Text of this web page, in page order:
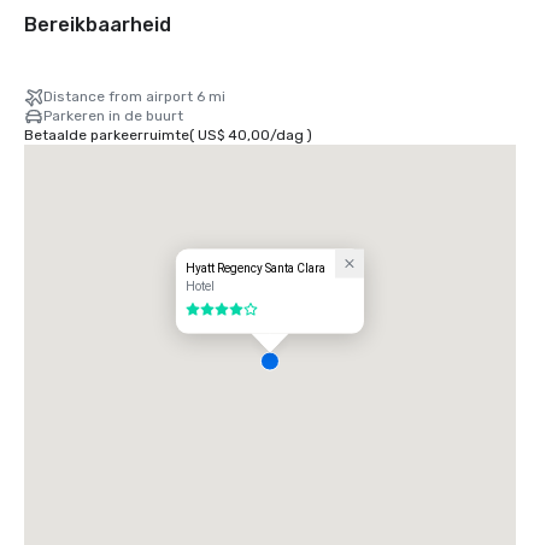
Bereikbaarheid
Distance from airport 6 mi
Parkeren in de buurt
Betaalde parkeerruimte( US$ 40,00/dag )
Hyatt Regency Santa Clara
Hotel
4 van 5